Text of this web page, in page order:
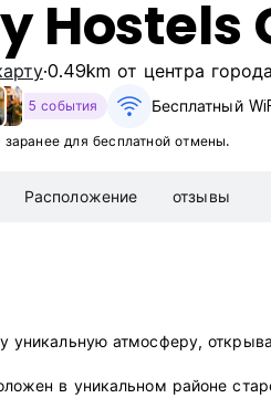
Hostels
0.49km от центра города
5 события Бесплатный
для бесплатной отмены.
Расположение отзывы
уникальную атмосферу,
в уникальном районе